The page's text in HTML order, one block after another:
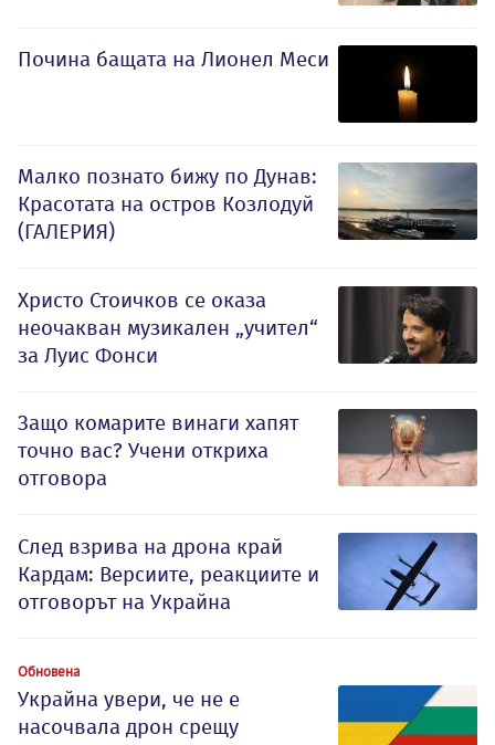
Почина бащата на Лионел Меси
Малко познато бижу по Дунав:
Красотата на остров Козлодуй
(ГАЛЕРИЯ)
Христо Стоичков се оказа
неочакван музикален „учител“
за Луис Фонси
Защо комарите винаги хапят
точно вас? Учени откриха
отговора
След взрива на дрона край
Кардам: Версиите, реакциите и
отговорът на Украйна
Обновена
Украйна увери, че не е
насочвала дрон срещу